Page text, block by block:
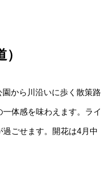
から川沿いに歩く散策路
体感を味わえます。ライ
ごせます。開花は4月中